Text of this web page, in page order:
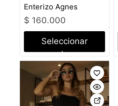
Enterizo Agnes
$ 160.000
Seleccionar
opciones